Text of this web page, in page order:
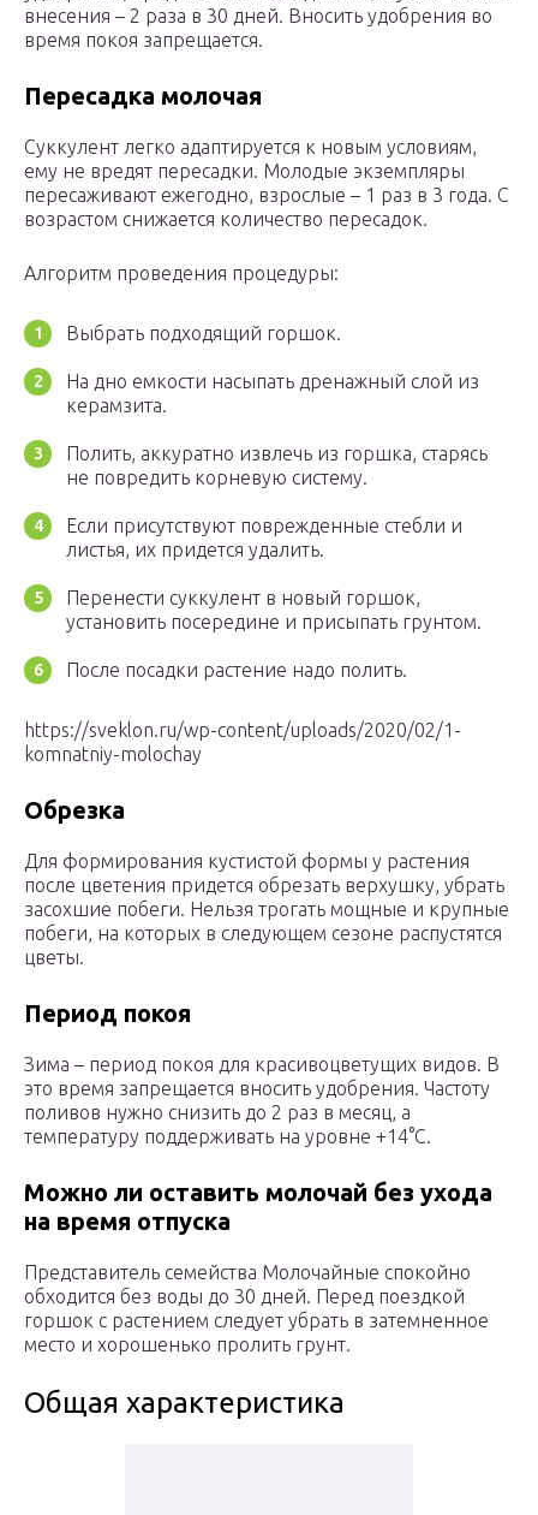
внесения – 2 раза в 30 дней. Вносить удобрения во
время покоя запрещается.
Пересадка молочая
Суккулент легко адаптируется к новым условиям,
ему не вредят пересадки. Молодые экземпляры
пересаживают ежегодно, взрослые – 1 раз в 3 года. С
возрастом снижается количество пересадок.
Алгоритм проведения процедуры:
Выбрать подходящий горшок.
На дно емкости насыпать дренажный слой из
керамзита.
Полить, аккуратно извлечь из горшка, старясь
не повредить корневую систему.
Если присутствуют поврежденные стебли и
листья, их придется удалить.
Перенести суккулент в новый горшок,
установить посередине и присыпать грунтом.
После посадки растение надо полить.
https://sveklon.ru/wp-content/uploads/2020/02/1-
komnatniy-molochay
Обрезка
Для формирования кустистой формы у растения
после цветения придется обрезать верхушку, убрать
засохшие побеги. Нельзя трогать мощные и крупные
побеги, на которых в следующем сезоне распустятся
цветы.
Период покоя
Зима – период покоя для красивоцветущих видов. В
это время запрещается вносить удобрения. Частоту
поливов нужно снизить до 2 раз в месяц, а
температуру поддерживать на уровне +14°C.
Можно ли оставить молочай без ухода
на время отпуска
Представитель семейства Молочайные спокойно
обходится без воды до 30 дней. Перед поездкой
горшок с растением следует убрать в затемненное
место и хорошенько пролить грунт.
Общая характеристика